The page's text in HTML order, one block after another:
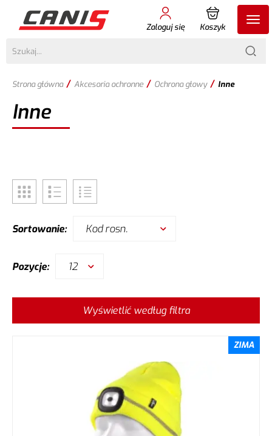
Zaloguj się Koszyk
Strona główna / Akcesoria ochronne / Ochrona głowy / Inne
Inne
Sortowanie: Kod rosn.
Pozycje: 12
Wyświetlić według filtra
ZIMA